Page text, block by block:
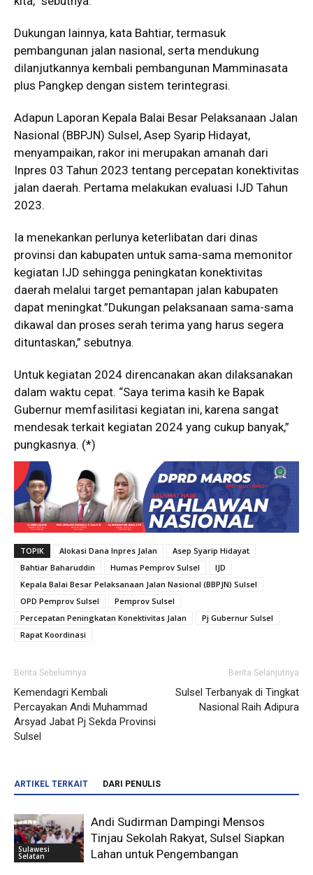
Dukungan lainnya, kata Bahtiar, termasuk
pembangunan jalan nasional, serta mendukung
dilanjutkannya kembali pembangunan Mamminasata
plus Pangkep dengan sistem terintegrasi.
Adapun Laporan Kepala Balai Besar Pelaksanaan Jalan
Nasional (BBPJN) Sulsel, Asep Syarip Hidayat,
menyampaikan, rakor ini merupakan amanah dari
Inpres 03 Tahun 2023 tentang percepatan konektivitas
jalan daerah. Pertama melakukan evaluasi IJD Tahun
2023.
Ia menekankan perlunya keterlibatan dari dinas
provinsi dan kabupaten untuk sama-sama memonitor
kegiatan IJD sehingga peningkatan konektivitas
daerah melalui target pemantapan jalan kabupaten
dapat meningkat.”Dukungan pelaksanaan sama-sama
dikawal dan proses serah terima yang harus segera
dituntaskan,” sebutnya.
Untuk kegiatan 2024 direncanakan akan dilaksanakan
dalam waktu cepat. “Saya terima kasih ke Bapak
Gubernur memfasilitasi kegiatan ini, karena sangat
mendesak terkait kegiatan 2024 yang cukup banyak,”
pungkasnya. (*)
TOPIK Alokasi Dana Inpres Jalan
Asep Syarip Hidayat
Bahtiar Baharuddin
Humas Pemprov Sulsel
IJD
Kepala Balai Besar Pelaksanaan Jalan Nasional (BBPJN) Sulsel
OPD Pemprov Sulsel
Pemprov Sulsel
Percepatan Peningkatan Konektivitas Jalan
Pj Gubernur Sulsel
Rapat Koordinasi
Berita Sebelumnya
Kemendagri Kembali
Percayakan Andi Muhammad
Arsyad Jabat Pj Sekda Provinsi
Sulsel
Berita Selanjutnya
Sulsel Terbanyak di Tingkat
Nasional Raih Adipura
ARTIKEL TERKAIT DARI PENULIS
Sulawesi
Selatan
Andi Sudirman Dampingi Mensos
Tinjau Sekolah Rakyat, Sulsel Siapkan
Lahan untuk Pengembangan